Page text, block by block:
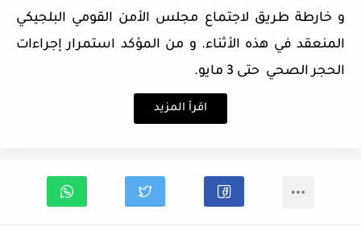
و خارطة طريق لاجتماع مجلس الأمن القومي البلجيكي
المنعقد في هذه الأثناء. و من المؤكد استمرار إجراءات
الحجر الصحي حتى 3 مايو.
اقرأ المزيد